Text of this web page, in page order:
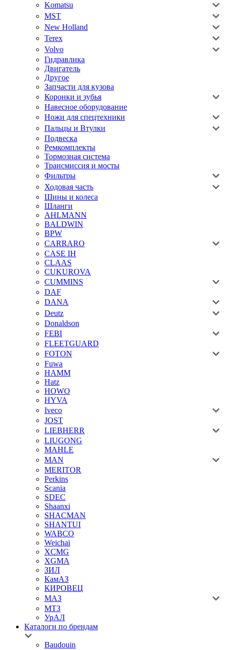
Komatsu
MST
New Holland
Terex
Volvo
Гидравлика
Двигатель
Другое
Запчасти для кузова
Коронки и зубья
Навесное оборудование
Ножи для спецтехники
Пальцы и Втулки
Подвеска
Ремкомплекты
Тормозная система
Трансмиссия и мосты
Фильтры
Ходовая часть
Шины и колеса
Шланги
AHLMANN
BALDWIN
BPW
CARRARO
CASE IH
CLAAS
CUKUROVA
CUMMINS
DAF
DANA
Deutz
Donaldson
FEBI
FLEETGUARD
FOTON
Fuwa
HAMM
Hatz
HOWO
HYVA
Iveco
JOST
LIEBHERR
LIUGONG
MAHLE
MAN
MERITOR
Perkins
Scania
SDEC
Shaanxi
SHACMAN
SHANTUI
WABCO
Weichai
XCMG
XGMA
ЗИЛ
КамАЗ
КИРОВЕЦ
МАЗ
МТЗ
УрАЛ
Каталоги по брендам
Baudouin